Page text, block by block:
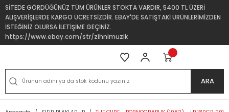
SİTEDE GÖRDÜĞÜNÜZ TÜM ÜRÜNLER STOKTA VARDIR, 5400 TL ÜZERİ
ALIŞVERİŞLERDE KARGO ÜCRETSİZDİR. EBAY'DE SATIŞTAKİ ÜRÜNLERİMİZDEN
İSTEĞİNİZ OLURSA İLETİŞİME GEÇİNİZ.
https://www.ebay.com/str/zihnimuzik
ARA